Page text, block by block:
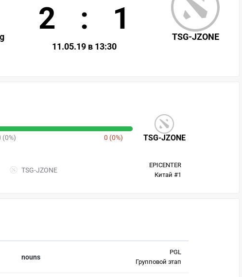
TSG-JZONE
2 : 1
11.05.19 в 13:30
TSG-JZONE
(0%) 0 (0%)
TSG-JZONE
EPICENTER
Китай #1
nouns
PGL
Групповой этап